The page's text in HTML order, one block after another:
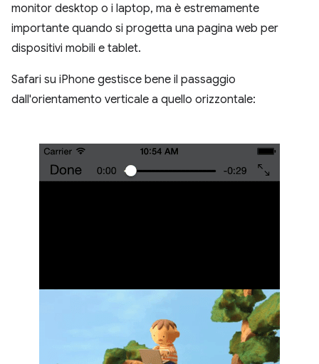
monitor desktop o i laptop, ma è estremamente
importante quando si progetta una pagina web per
dispositivi mobili e tablet.
Safari su iPhone gestisce bene il passaggio
dall'orientamento verticale a quello orizzontale: